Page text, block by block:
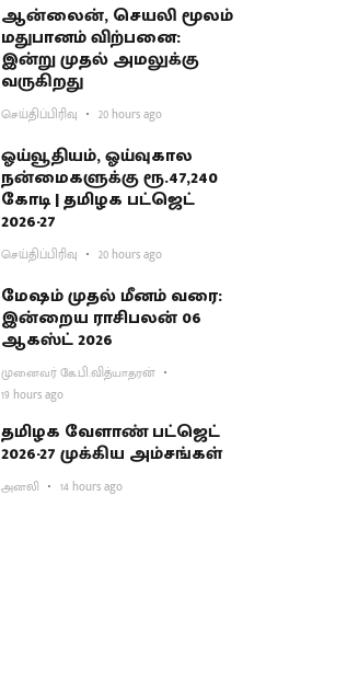
ஆன்லைன், செயலி மூலம்
மதுபானம் விற்பனை:
இன்று முதல் அமலுக்கு
வருகிறது
செய்திப்பிரிவு 20 hours ago
ஓய்வூதியம், ஓய்வுகால
நன்மைகளுக்கு ரூ.47,240
கோடி | தமிழக பட்ஜெட்
2026-27
செய்திப்பிரிவு 20 hours ago
மேஷம் முதல் மீனம் வரை:
இன்றைய ராசிபலன் 06
ஆகஸ்ட் 2026
முனைவர் கே.பி.வித்யாதரன்
19 hours ago
தமிழக வேளாண் பட்ஜெட்
2026-27 முக்கிய அம்சங்கள்
அனலி 14 hours ago